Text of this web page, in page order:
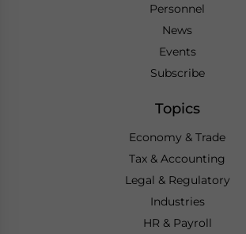
Personnel
News
Events
Subscribe
Topics
Economy & Trade
Tax & Accounting
Legal & Regulatory
Industries
HR & Payroll